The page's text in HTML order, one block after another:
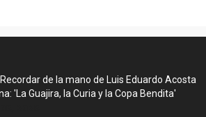
de la mano de Luis Eduardo Acosta
'La Guajira, la Curia y la Copa Bendita'